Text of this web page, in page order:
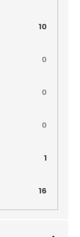
10
0
0
0
1
16